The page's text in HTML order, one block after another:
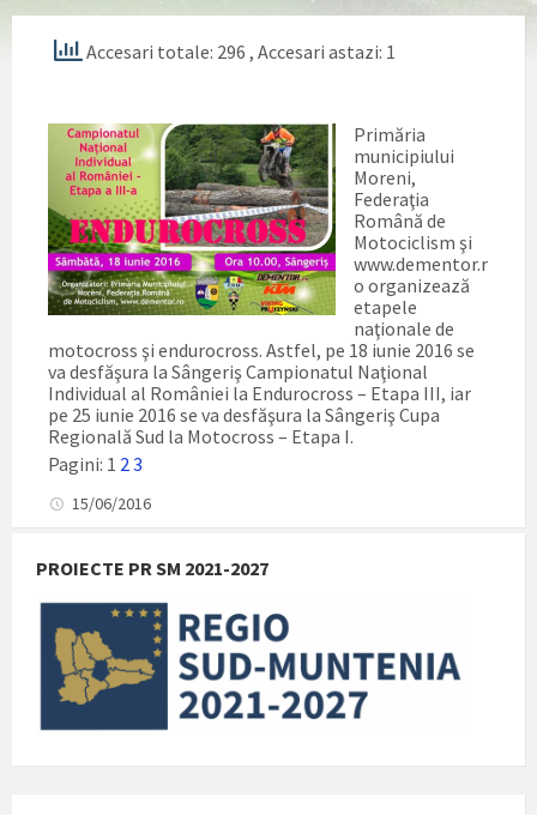
Accesari totale: 296 , Accesari astazi: 1
Primăria
municipiului
Moreni,
Federaţia
Română de
Motociclism şi
www.dementor.r
o organizează
etapele
naţionale de
motocross şi endurocross. Astfel, pe 18 iunie 2016 se
va desfăşura la Sângeriş Campionatul Naţional
Individual al României la Endurocross – Etapa III, iar
pe 25 iunie 2016 se va desfăşura la Sângeriş Cupa
Regională Sud la Motocross – Etapa I.
Pagini: 1 2 3
15/06/2016
PROIECTE PR SM 2021-2027